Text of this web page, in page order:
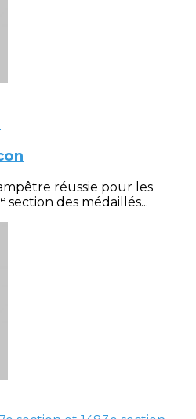
réussie pour les
section des médaillés...